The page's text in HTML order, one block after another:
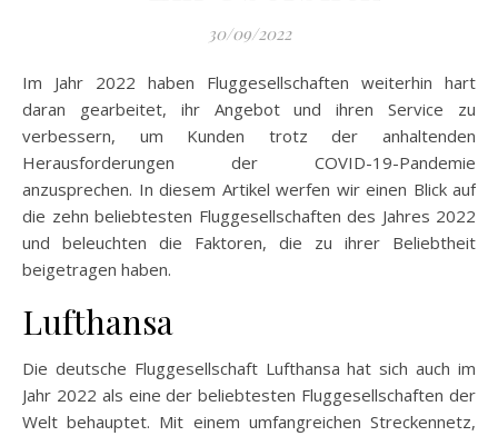
30/09/2022
Im Jahr 2022 haben Fluggesellschaften weiterhin hart
daran gearbeitet, ihr Angebot und ihren Service zu
verbessern, um Kunden trotz der anhaltenden
Herausforderungen der COVID-19-Pandemie
anzusprechen. In diesem Artikel werfen wir einen Blick auf
die zehn beliebtesten Fluggesellschaften des Jahres 2022
und beleuchten die Faktoren, die zu ihrer Beliebtheit
beigetragen haben.
Lufthansa
Die deutsche Fluggesellschaft Lufthansa hat sich auch im
Jahr 2022 als eine der beliebtesten Fluggesellschaften der
Welt behauptet. Mit einem umfangreichen Streckennetz,